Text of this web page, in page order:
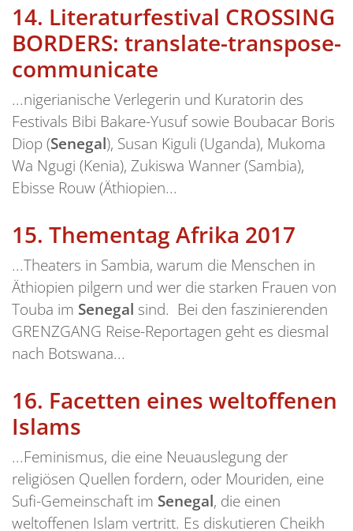
14. Literaturfestival CROSSING
BORDERS: translate-transpose-
communicate
...nigerianische Verlegerin und Kuratorin des
Festivals Bibi Bakare-Yusuf sowie Boubacar Boris
Diop (Senegal), Susan Kiguli (Uganda), Mukoma
Wa Ngugi (Kenia), Zukiswa Wanner (Sambia),
Ebisse Rouw (Äthiopien...
15. Thementag Afrika 2017
...Theaters in Sambia, warum die Menschen in
Äthiopien pilgern und wer die starken Frauen von
Touba im Senegal sind. Bei den faszinierenden
GRENZGANG Reise-Reportagen geht es diesmal
nach Botswana...
16. Facetten eines weltoffenen
Islams
...Feminismus, die eine Neuauslegung der
religiösen Quellen fordern, oder Mouriden, eine
Sufi-Gemeinschaft im Senegal, die einen
weltoffenen Islam vertritt. Es diskutieren Cheikh